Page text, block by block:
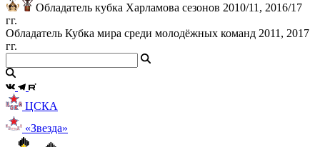
Обладатель кубка Харламова сезонов 2010/11, 2016/17
гг.
Обладатель Кубка мира среди молодёжных команд 2011, 2017
гг.
ЦСКА
«Звезда»